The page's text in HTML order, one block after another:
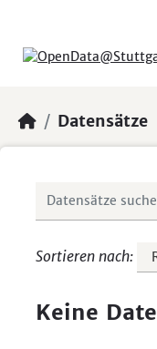
Datensätze
Sortieren nach
Keine